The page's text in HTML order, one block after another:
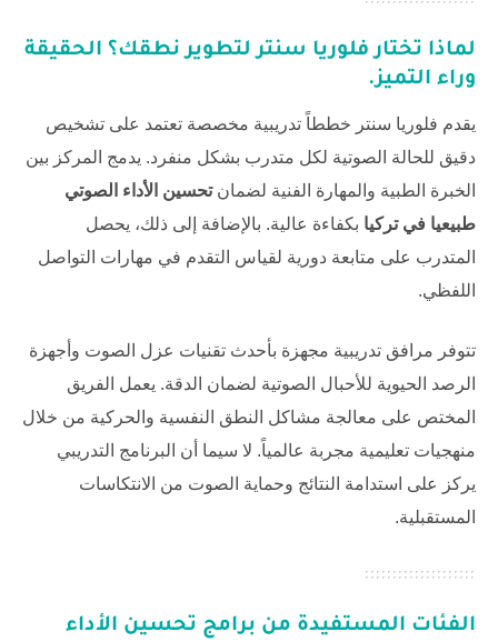
لماذا تختار فلوريا سنتر لتطوير نطقك؟ الحقيقة
وراء التميز.
يقدم فلوريا سنتر خططاً تدريبية مخصصة تعتمد على تشخيص
دقيق للحالة الصوتية لكل متدرب بشكل منفرد. يدمج المركز بين
الخبرة الطبية والمهارة الفنية لضمانتحسين الأداء الصوتي
طبيعيا في تركيا بكفاءة عالية. بالإضافة إلى ذلك، يحصل
المتدرب على متابعة دورية لقياس التقدم في مهارات التواصل
اللفظي.
تتوفر مرافق تدريبية مجهزة بأحدث تقنيات عزل الصوت وأجهزة
الرصد الحيوية للأحبال الصوتية لضمان الدقة. يعمل الفريق
المختص على معالجة مشاكل النطق النفسية والحركية من خلال
منهجيات تعليمية مجربة عالمياً. لا سيما أن البرنامج التدريبي
يركز على استدامة النتائج وحماية الصوت من الانتكاسات
المستقبلية.
الفئات المستفيدة من برامج تحسين الأداء